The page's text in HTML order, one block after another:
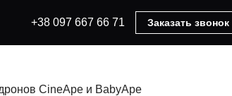
+38 097 667 66 71 Заказать звонок
CineApe и BabyApe